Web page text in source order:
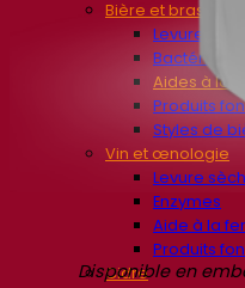
Bière et brasserie
Levure
Bactéries
Aides à la
Produits
Styles de
Vin et œnologie
Levure
Enzymes
Aide à la
Produits
Cidre
Disponible en